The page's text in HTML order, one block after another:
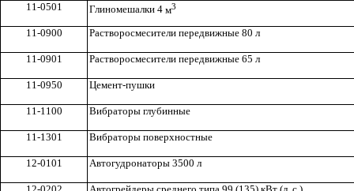
11-0501 Глиномешалки 4 м3
11-0900 Растворосмесители передвижные 80 л
11-0901 Растворосмесители передвижные 65 л
11-0950 Цемент-пушки
11-1100 Вибраторы глубинные
11-1301 Вибраторы поверхностные
12-0101 Автогудронаторы 3500 л